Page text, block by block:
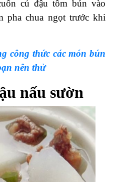
củ đậu tôm bún vào
pha chua ngọt trước khi
công thức các món bún
nên thử
nấu sườn